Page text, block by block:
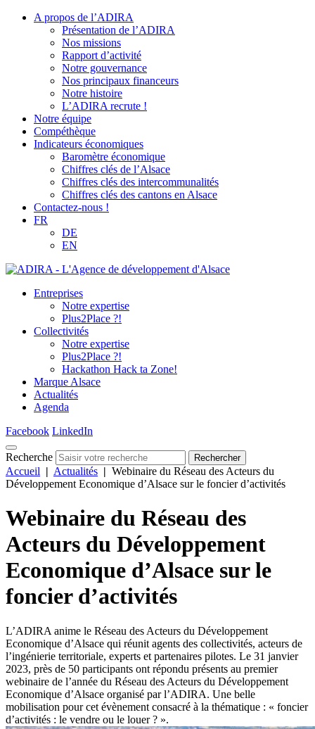
A propos de l’ADIRA
Présentation de l’ADIRA
Nos missions
Rapport d’activité
Notre gouvernance
Nos principaux financeurs
Notre histoire
L’ADIRA recrute !
Notre équipe
Compéthèque
Indicateurs économiques
Baromètre économique
Chiffres clés de l’Alsace
Chiffres clés des intercommunalités
Chiffres clés des cantons en Alsace
Contactez-nous !
FR
DE
EN
Entreprises
Notre expertise
Plus2Place ?!
Collectivités
Notre expertise
Plus2Place ?!
Hackathon Hack ta Zone!
Marque Alsace
Actualités
Agenda
Facebook LinkedIn
Recherche Rechercher
Accueil | Actualités | Webinaire du Réseau des Acteurs du
Développement Economique d’Alsace sur le foncier d’activités
Webinaire du Réseau des
Acteurs du Développement
Economique d’Alsace sur le
foncier d’activités
L’ADIRA anime le Réseau des Acteurs du Développement
Economique d’Alsace qui réunit agents des collectivités, acteurs de
l’ingénierie territoriale, experts et partenaires pilotes. Le 31 janvier
2023, près de 50 participants ont répondu présents au premier
webinaire de l’année du Réseau des Acteurs du Développement
Economique d’Alsace organisé par l’ADIRA. Une belle
mobilisation pour cet évènement consacré à la thématique : « foncier
d’activités : le vendre ou le louer ? ».